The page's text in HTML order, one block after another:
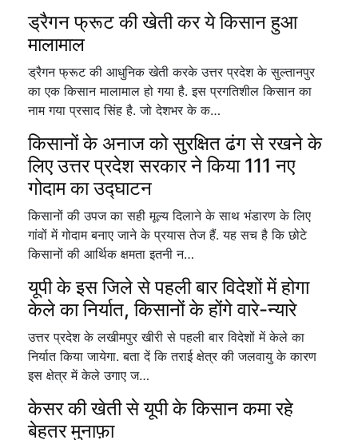
ड्रैगन फ्रूट की खेती कर ये किसान हुआ
मालामाल
ड्रैगन फ्रूट की आधुनिक खेती करके उत्तर प्रदेश के सुल्तानपुर
का एक किसान मालामाल हो गया है. इस प्रगतिशील किसान का
नाम गया प्रसाद सिंह है. जो देशभर के क…
किसानों के अनाज को सुरक्षित ढंग से रखने के
लिए उत्तर प्रदेश सरकार ने किया 111 नए
गोदाम का उद्घाटन
किसानों की उपज का सही मूल्य दिलाने के साथ भंडारण के लिए
गांवों में गोदाम बनाए जाने के प्रयास तेज हैं. यह सच है कि छोटे
किसानों की आर्थिक क्षमता इतनी न…
यूपी के इस जिले से पहली बार विदेशों में होगा
केले का निर्यात, किसानों के होंगे वारे-न्यारे
उत्तर प्रदेश के लखीमपुर खीरी से पहली बार विदेशों में केले का
निर्यात किया जायेगा. बता दें कि तराई क्षेत्र की जलवायु के कारण
इस क्षेत्र में केले उगाए ज…
केसर की खेती से यूपी के किसान कमा रहे
बेहतर मुनाफ़ा